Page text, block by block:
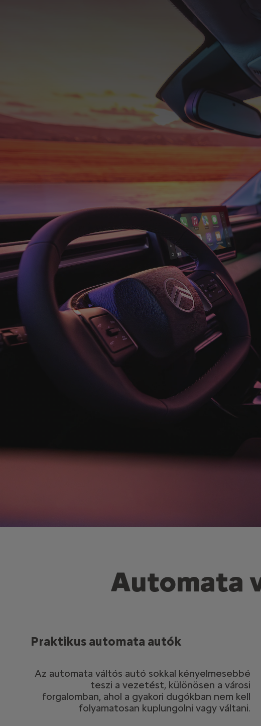
Automata
Praktikus automata autók
Az automata váltós autó sokkal kényelmesebbé
teszi a vezetést, különösen a városi
forgalomban, ahol a gyakori dugókban nem kell
folyamatosan kuplungolni vagy váltani.